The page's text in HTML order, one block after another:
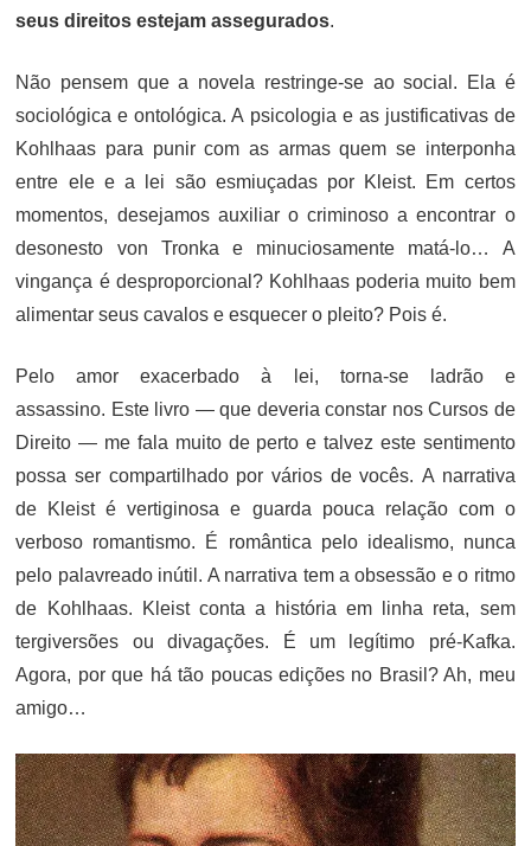
seus direitos estejam assegurados.
Não pensem que a novela restringe-se ao social. Ela é
sociológica e ontológica. A psicologia e as justificativas de
Kohlhaas para punir com as armas quem se interponha
entre ele e a lei são esmiuçadas por Kleist. Em certos
momentos, desejamos auxiliar o criminoso a encontrar o
desonesto von Tronka e minuciosamente matá-lo… A
vingança é desproporcional? Kohlhaas poderia muito bem
alimentar seus cavalos e esquecer o pleito? Pois é.
Pelo amor exacerbado à lei, torna-se ladrão e
assassino. Este livro — que deveria constar nos Cursos de
Direito — me fala muito de perto e talvez este sentimento
possa ser compartilhado por vários de vocês. A narrativa
de Kleist é vertiginosa e guarda pouca relação com o
verboso romantismo. É romântica pelo idealismo, nunca
pelo palavreado inútil. A narrativa tem a obsessão e o ritmo
de Kohlhaas. Kleist conta a história em linha reta, sem
tergiversões ou divagações. É um legítimo pré-Kafka.
Agora, por que há tão poucas edições no Brasil? Ah, meu
amigo…